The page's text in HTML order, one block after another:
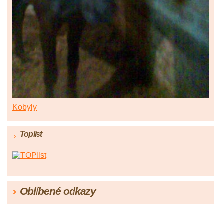
Kobyly
Toplist
Oblíbené odkazy